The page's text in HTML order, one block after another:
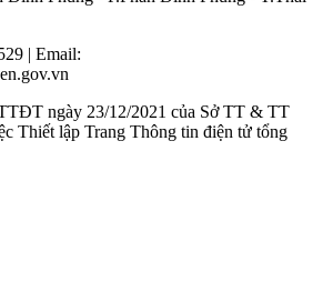
| Email:
ngày 23/12/2021 của Sở TT & TT
Thiết lập Trang Thông tin điện tử tổng